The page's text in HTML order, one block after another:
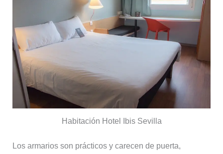
Habitación Hotel Ibis Sevilla
Los armarios son prácticos y carecen de puerta,